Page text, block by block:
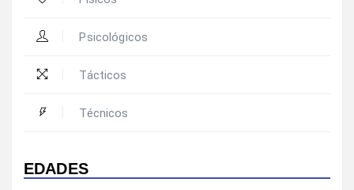
Psicológicos
Tácticos
Técnicos
EDADES